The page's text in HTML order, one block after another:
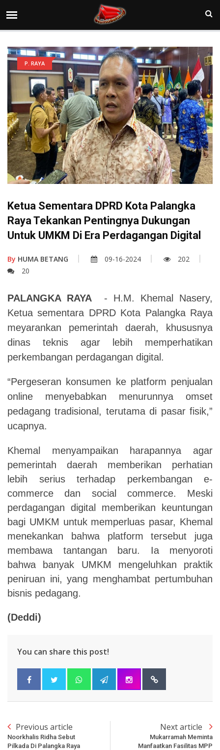
P. RAYA
Ketua Sementara DPRD Kota Palangka
Raya Tekankan Pentingnya Dukungan
Untuk UMKM Di Era Perdagangan Digital
By HUMA BETANG 09-16-2024
202
20
PALANGKA RAYA - H.M. Khemal Nasery,
Ketua sementara DPRD Kota Palangka Raya
meyarankan pemerintah daerah, khususnya
dinas teknis agar lebih memperhatikan
perkembangan perdagangan digital.
“Pergeseran konsumen ke platform penjualan
online menyebabkan menurunnya omset
pedagang tradisional, terutama di pasar fisik,”
ucapnya.
Khemal menyampaikan harapannya agar
pemerintah daerah memberikan perhatian
lebih serius terhadap perkembangan e-
commerce dan social commerce. Meski
perdagangan digital memberikan keuntungan
bagi UMKM untuk memperluas pasar, Khemal
menekankan bahwa platform tersebut juga
membawa tantangan baru. Ia menyoroti
bahwa banyak UMKM mengeluhkan praktik
peniruan ini, yang menghambat pertumbuhan
bisnis pedagang.
(Deddi)
You can share this post!
Previous article
Noorkhalis Ridha Sebut
Pilkada Di Palangka Raya
Next article
Mukarramah Meminta
Manfaatkan Fasilitas MPP